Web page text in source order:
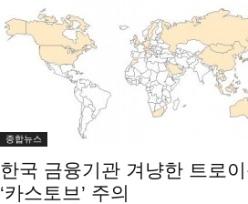
종합뉴스
한국 금융기관 겨냥한 트로
‘카스토브’ 주의